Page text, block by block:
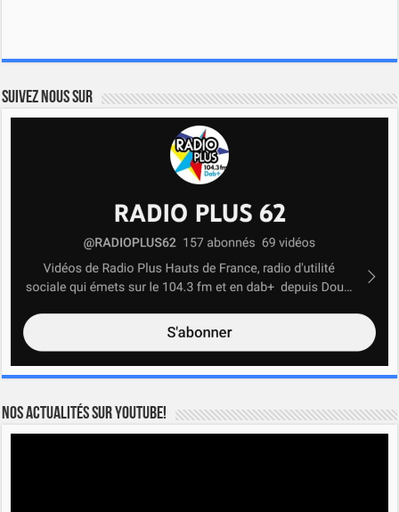
Suivez nous sur
Nos actualités sur YOUTUBE!